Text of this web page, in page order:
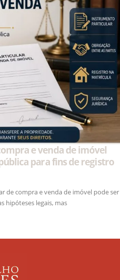
e venda de imóvel
para fins de registro
de compra e venda de imóvel pode ser
hipóteses legais, mas